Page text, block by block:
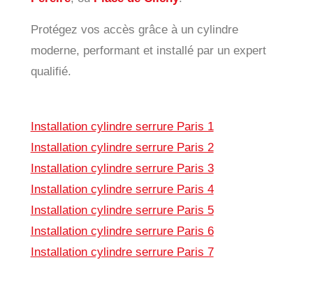
Protégez vos accès grâce à un cylindre
moderne, performant et installé par un expert
qualifié.
Installation cylindre serrure Paris 1
Installation cylindre serrure Paris 2
Installation cylindre serrure Paris 3
Installation cylindre serrure Paris 4
Installation cylindre serrure Paris 5
Installation cylindre serrure Paris 6
Installation cylindre serrure Paris 7